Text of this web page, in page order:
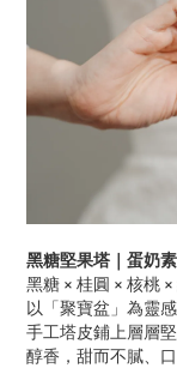
黑糖堅果塔｜蛋奶素
黑糖 × 桂圓 × 核桃
以「聚寶盆」為靈
手工塔皮鋪上層層
醇香，甜而不膩、